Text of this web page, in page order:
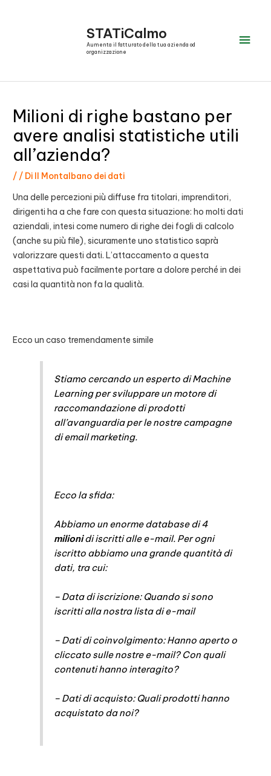
STATiCalmo
Aumenta il fatturato della tua azienda od
organizzazione
Milioni di righe bastano per
avere analisi statistiche utili
all’azienda?
/ / Di Il Montalbano dei dati
Una delle percezioni più diffuse fra titolari, imprenditori,
dirigenti ha a che fare con questa situazione: ho molti dati
aziendali, intesi come numero di righe dei fogli di calcolo
(anche su più file), sicuramente uno statistico saprà
valorizzare questi dati. L’attaccamento a questa
aspettativa può facilmente portare a dolore perché in dei
casi la quantità non fa la qualità.
Ecco un caso tremendamente simile
Stiamo cercando un esperto diMachine
Learningper sviluppare un motore di
raccomandazione di prodotti
all’avanguardia per le nostre campagne
di email marketing.
Ecco la sfida:
Abbiamo un enorme database di 4
milionidi iscritti alle e-mail. Per ogni
iscritto abbiamo una grande quantità di
dati, tra cui:
– Data di iscrizione: Quando si sono
iscritti alla nostra lista di e-mail
– Dati di coinvolgimento: Hanno aperto o
cliccato sulle nostre e-mail? Con quali
contenuti hanno interagito?
– Dati di acquisto: Quali prodotti hanno
acquistato da noi?